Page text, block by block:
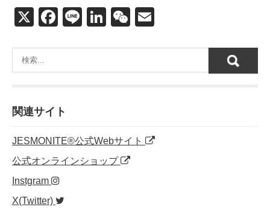
X
F
c
e
o
o
k
Li
e
Li
k
e
W
C
h
ail
関連サイト
JESMONITE®公式Webサイト
公式オンラインショップ
Instgram
X(Twitter)